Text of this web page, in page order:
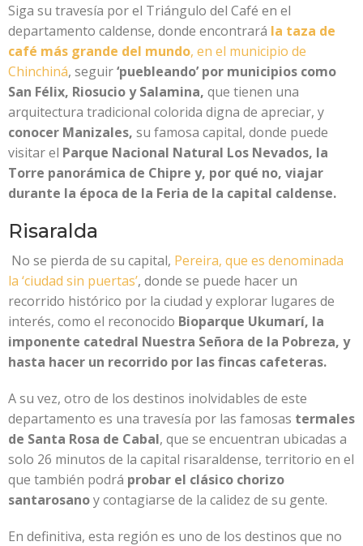
Siga su travesía por el Triángulo del Café en el
departamento caldense, donde encontrará la taza de
café más grande del mundo, en el municipio de
Chinchiná, seguir‘puebleando’ por municipios como
San Félix, Riosucio y Salamina, que tienen una
arquitectura tradicional colorida digna de apreciar, y
conocer Manizales, su famosa capital, donde puede
visitar el Parque Nacional Natural Los Nevados, la
Torre panorámica de Chipre y, por qué no, viajar
durante la época de la Feria de la capital caldense.
Risaralda
No se pierda de su capital, Pereira, que es denominada
la ‘ciudad sin puertas’, donde se puede hacer un
recorrido histórico por la ciudad y explorar lugares de
interés, como el reconocido Bioparque Ukumarí, la
imponente catedral Nuestra Señora de la Pobreza, y
hasta hacer un recorrido por las fincas cafeteras.
A su vez, otro de los destinos inolvidables de este
departamento es una travesía por las famosas termales
de Santa Rosa de Cabal, que se encuentran ubicadas a
solo 26 minutos de la capital risaraldense, territorio en el
que también podrá probar el clásico chorizo
santarosanoy contagiarse de la calidez de su gente.
En definitiva, esta región es uno de los destinos que no